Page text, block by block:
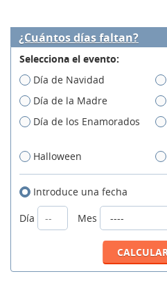
¿Cuántos días faltan?
Selecciona el evento:
Día de Navidad
Día de la Madre
Día de los Enamorados
Halloween
Introduce una fecha
Día
Mes